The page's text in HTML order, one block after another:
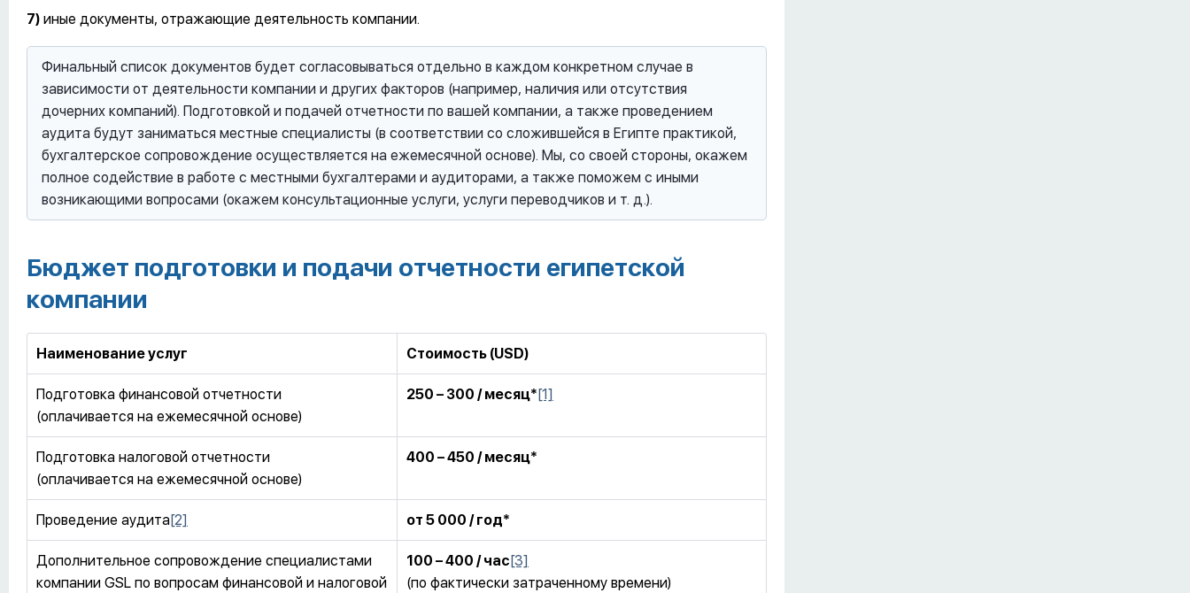
7) иные документы, отражающие деятельность компании.
Финальный список документов будет согласовываться отдельно в каждом конкретном случае в
зависимости от деятельности компании и других факторов (например, наличия или отсутствия
дочерних компаний). Подготовкой и подачей отчетности по вашей компании, а также проведением
аудита будут заниматься местные специалисты (в соответствии со сложившейся в Египте практикой,
бухгалтерское сопровождение осуществляется на ежемесячной основе). Мы, со своей стороны, окажем
полное содействие в работе с местными бухгалтерами и аудиторами, а также поможем с иными
возникающими вопросами (окажем консультационные услуги, услуги переводчиков и т. д.).
Бюджет подготовки и подачи отчетности египетской
компании
Наименование услуг Стоимость (USD)
Подготовка финансовой отчетности
(оплачивается на ежемесячной основе)
250 – 300 /месяц* [1]
Подготовка налоговой отчетности
(оплачивается на ежемесячной основе)
400 – 450 /месяц*
Проведение аудита[2] от 5 000 /год*
Дополнительное сопровождение специалистами
компании GSL по вопросам финансовой и налоговой
100 – 400 / час [3]
(по фактически затраченному времени)